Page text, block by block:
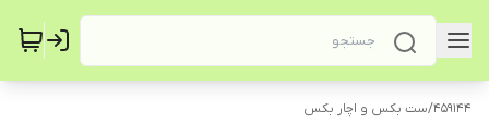
459144
/ست بکس و اچار بکس